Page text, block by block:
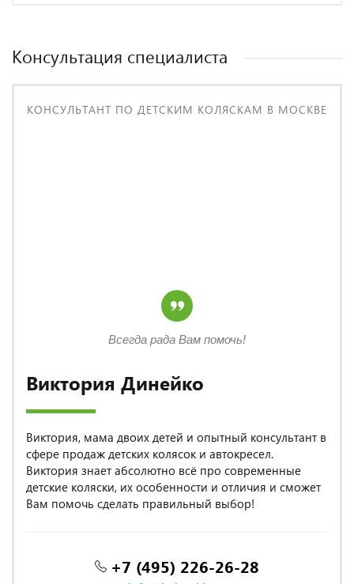
Консультация специалиста
КОНСУЛЬТАНТ ПО ДЕТСКИМ КОЛЯСКАМ В МОСКВЕ
Виктория Динейко
Виктория, мама двоих детей и опытный консультант в
сфере продаж детских колясок и автокресел.
Виктория знает абсолютно всё про современные
детские коляски, их особенности и отличия и сможет
Вам помочь сделать правильный выбор!
+7 (495) 226-26-28
Всегда рада Вам помочь!